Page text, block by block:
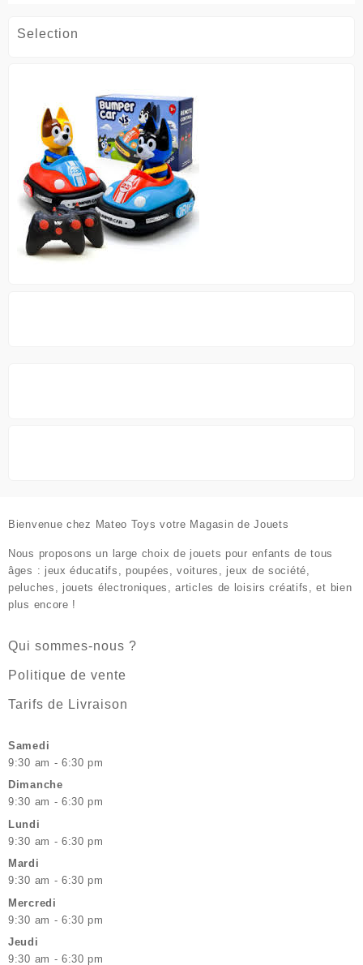
Selection
peuvent
être
choisies
sur
la
page
du
produit
Bienvenue chez Mateo Toys votre Magasin de Jouets
Nous proposons un large choix de jouets pour enfants de tous
âges : jeux éducatifs, poupées, voitures, jeux de société,
peluches, jouets électroniques, articles de loisirs créatifs, et bien
plus encore !
Qui sommes-nous ?
Politique de vente
Tarifs de Livraison
Samedi
9:30 am - 6:30 pm
Dimanche
9:30 am - 6:30 pm
Lundi
9:30 am - 6:30 pm
Mardi
9:30 am - 6:30 pm
Mercredi
9:30 am - 6:30 pm
Jeudi
9:30 am - 6:30 pm